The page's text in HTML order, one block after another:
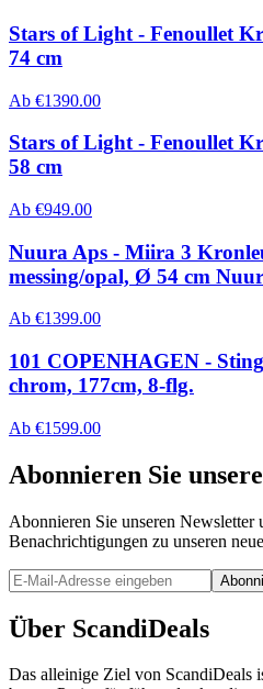
Stars of Light - Fenoullet
74 cm
Ab €1390.00
Stars of Light - Fenoullet
58 cm
Ab €949.00
Nuura Aps - Miira 3
messing/opal, Ø 54 cm
Ab €1399.00
101 COPENHAGEN -
chrom, 177cm, 8-flg.
Ab €1599.00
Abonnieren Sie
Abonnieren Sie unseren Newsletter
Benachrichtigungen zu unseren
Über ScandiDeals
Das alleinige Ziel von ScandiDeals